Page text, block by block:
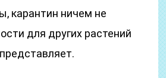
карантин ничем не
для других растений